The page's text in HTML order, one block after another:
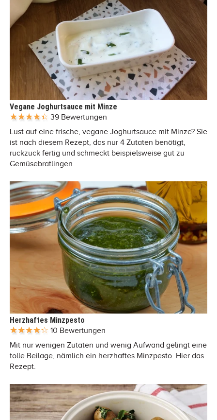
Vegane Joghurtsauce mit Minze
39 Bewertungen
Lust auf eine frische, vegane Joghurtsauce mit Minze? Sie
ist nach diesem Rezept, das nur 4 Zutaten benötigt,
ruckzuck fertig und schmeckt beispielsweise gut zu
Gemüsebratlingen.
Herzhaftes Minzpesto
10 Bewertungen
Mit nur wenigen Zutaten und wenig Aufwand gelingt eine
tolle Beilage, nämlich ein herzhaftes Minzpesto. Hier das
Rezept.